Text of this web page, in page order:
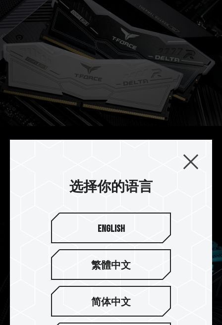
DELTA 炫光 RGB DDR5 搭配使用专业导热硅胶，
强化电源管理芯片散热设计，有效稳定电源管理芯
选择你的语言
English
繁體中文
简体中文